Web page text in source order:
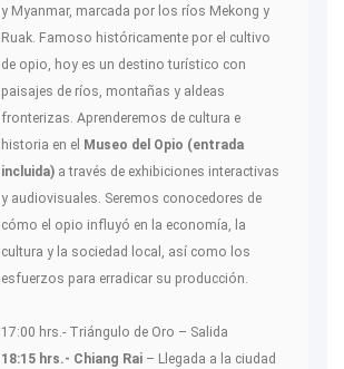
y Myanmar, marcada por los ríos Mekong y
Ruak. Famoso históricamente por el cultivo
de opio, hoy es un destino turístico con
paisajes de ríos, montañas y aldeas
fronterizas. Aprenderemos de cultura e
historia en el Museo del Opio (entrada
incluida) a través de exhibiciones interactivas
y audiovisuales. Seremos conocedores de
cómo el opio influyó en la economía, la
cultura y la sociedad local, así como los
esfuerzos para erradicar su producción.
17:00 hrs.- Triángulo de Oro – Salida
18:15 hrs.- Chiang Rai – Llegada a la ciudad